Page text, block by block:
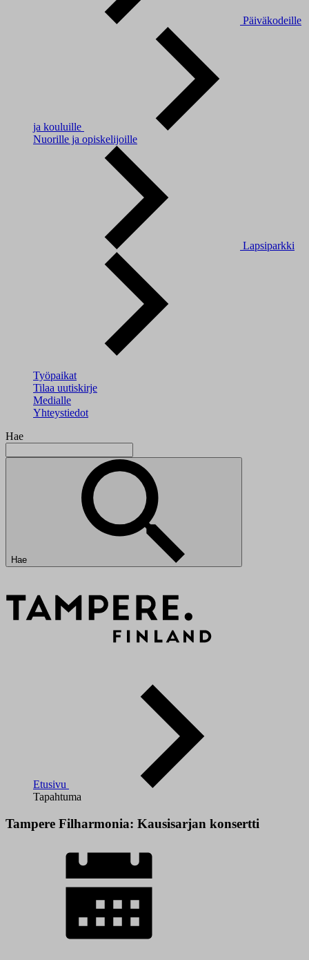
Päiväkodeille
ja kouluille
Nuorille ja opiskelijoille
Lapsiparkki
Työpaikat
Tilaa uutiskirje
Medialle
Yhteystiedot
Hae
Hae
Etusivu
Tapahtuma
Tampere Filharmonia: Kausisarjan konsertti